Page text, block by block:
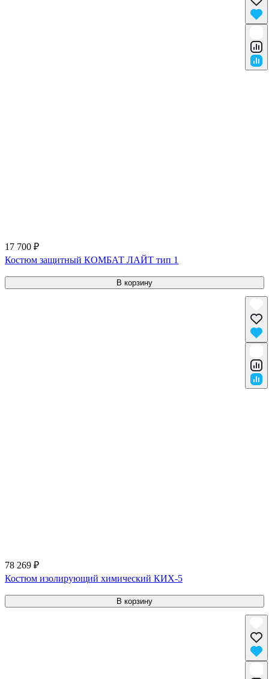
17 700 ₽
Костюм защитный КОМБАТ ЛАЙТ тип 1
В корзину
78 269 ₽
Костюм изолирующий химический КИХ-5
В корзину